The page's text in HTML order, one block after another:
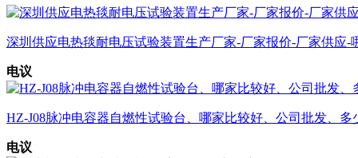
深圳供应电热毯耐电压试验装置生产厂家-厂家报价-厂家供应-
电议
HZ-J08脉冲电容器自燃性试验台、哪家比较好、公司批发、多
电议